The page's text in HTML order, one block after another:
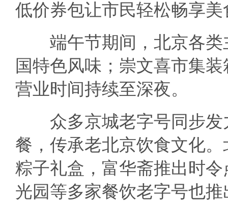
低价券包让市民轻松畅享美
端午节期间，北京各类
国特色风味；崇文喜市集
营业时间持续至深夜。
众多京城老字号同步发
餐，传承老北京饮食文化
粽子礼盒，富华斋推出时
光园等多家餐饮老字号也